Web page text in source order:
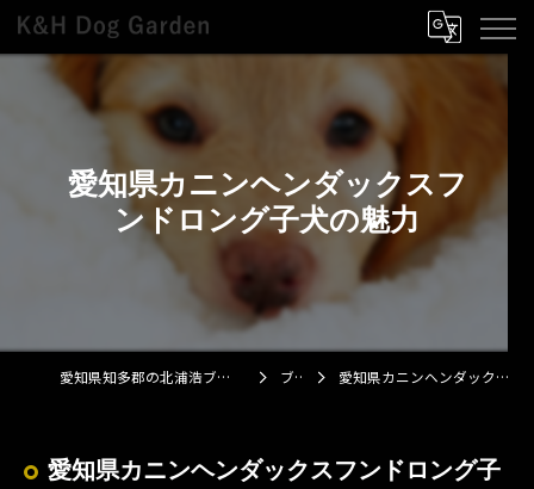
愛知県カニンヘンダックスフ
ンドロング子犬の魅力
愛知県知多郡の北浦浩ブリーダーならK&H Dog Garden ブログ 愛知県カニンヘンダックスフンドロング子犬の魅力
愛知県カニンヘンダックスフンドロング子